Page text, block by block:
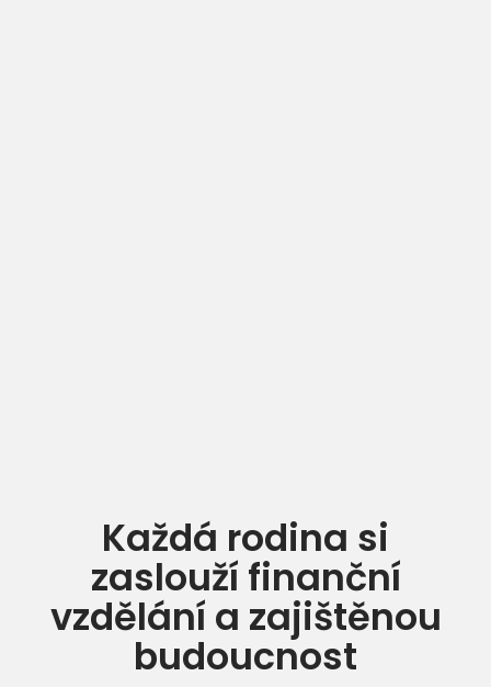
Každá rodina si
zaslouží finanční
vzdělání a zajištěnou
budoucnost